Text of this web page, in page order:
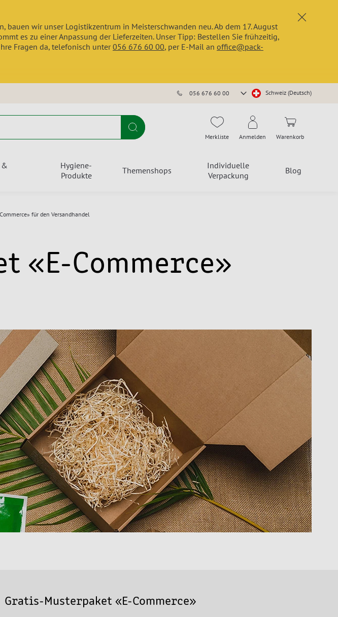
x
wir unser Logistikzentrum in Meisterschwanden neu. Ab dem 17. August
es zu einer Anpassung der Lieferzeiten. Unser Tipp: Bestellen Sie frühzeitig,
Fragen da, telefonisch unter056 676 60 00, per E-Mail an office@pack-
056 676 60 00
Store
Schweiz (Deutsch)
Suche Merkliste Anmelden Warenkorb
Hygiene-
Produkte
Themenshops
Individuelle
Verpackung
Blog
für den Versandhandel
«E-Commerce»
Gratis-Musterpaket «E-Commerce»